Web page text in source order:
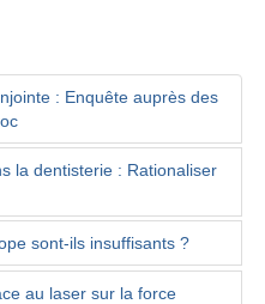
: Enquête auprès des
la dentisterie : Rationaliser
sont-ils insuffisants ?
au laser sur la force